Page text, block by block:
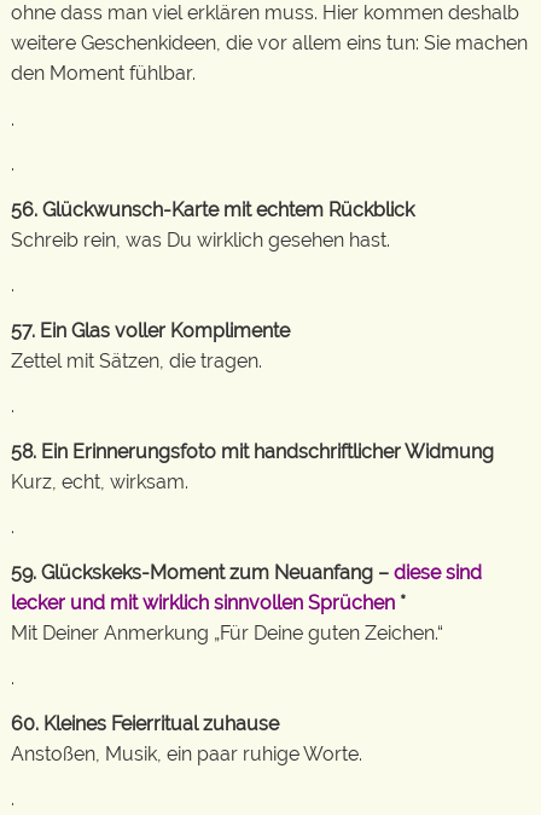
ohne dass man viel erklären muss. Hier kommen deshalb
weitere Geschenkideen, die vor allem eins tun: Sie machen
den Moment fühlbar.
.
.
56. Glückwunsch-Karte mit echtem Rückblick
Schreib rein, was Du wirklich gesehen hast.
.
57. Ein Glas voller Komplimente
Zettel mit Sätzen, die tragen.
.
58. Ein Erinnerungsfoto mit handschriftlicher Widmung
Kurz, echt, wirksam.
.
59. Glückskeks-Moment zum Neuanfang – diese sind
lecker und mit wirklich sinnvollen Sprüchen *
Mit Deiner Anmerkung „Für Deine guten Zeichen.“
.
60. Kleines Feierritual zuhause
Anstoßen, Musik, ein paar ruhige Worte.
.